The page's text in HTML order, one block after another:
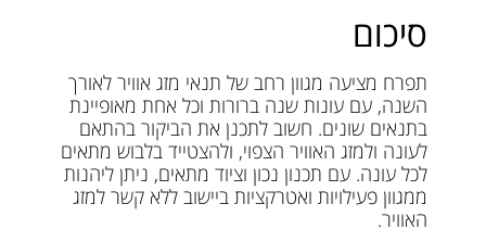
סיכום
תפרח מציעה מגוון רחב של תנאי מזג אוויר לאורך
השנה, עם עונות שנה ברורות וכל אחת מאופיינת
בתנאים שונים. חשוב לתכנן את הביקור בהתאם
לעונה ולמזג האוויר הצפוי, ולהצטייד בלבוש מתאים
לכל עונה. עם תכנון נכון וציוד מתאים, ניתן ליהנות
ממגוון פעילויות ואטרקציות ביישוב ללא קשר למזג
האוויר.